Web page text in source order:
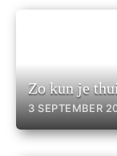
Zo kun je
3 SEPTEMBER